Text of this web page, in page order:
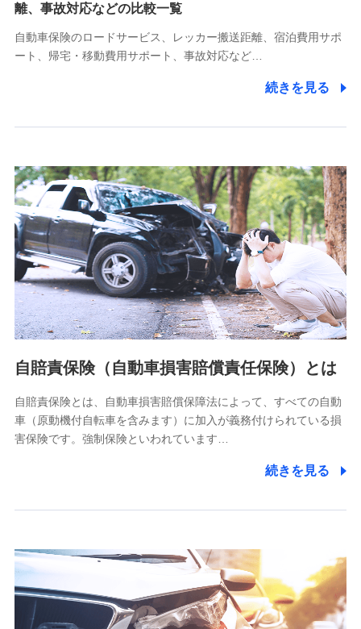
受託業務の遂行およびこれらに準ずる業務の遂行のため
11.マイカー通勤管理クラウド並びに法人向けASPサー
をお送りするため
分析するため
当社の対応品質向上やお問い合わせ内容の正確な把握のため
個人情報保護管理者の職名、連絡先
株式会社ドコモ・インシュアランス 営業部長
〒103-0013 東京都中央区日本橋人形町2-14-10 アーバン
ネット日本橋ビル 3F
株式会社ドコモ・インシュアランス
個人情報の第三者提供について
除き、第三者に提供いたしません。
業務の委託
当社は利用目的の達成に必要な範囲内において個人情報の取
【共同して利用される利用データの項目】
当社又は株式会社NTTドコモがサービス提供等を通じて取得
した、以下の情報などの個人データ
離、事故対応などの比較一覧
自動車保険のロードサービス、レッカー搬送距離、宿泊費用サポ
ート、帰宅・移動費用サポート、事故対応など…
続きを見る
自賠責保険（自動車損害賠償責任保険）とは
自賠責保険とは、自動車損害賠償保障法によって、すべての自動
車（原動機付自転車を含みます）に加入が義務付けられている損
害保険です。強制保険といわれています…
続きを見る